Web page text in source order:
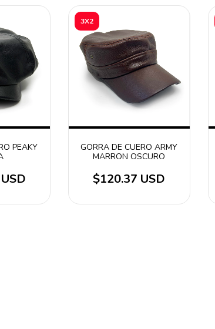
PEAKY
3X2
GORRA DE CUERO ARMY
MARRON OSCURO
$120.37 USD